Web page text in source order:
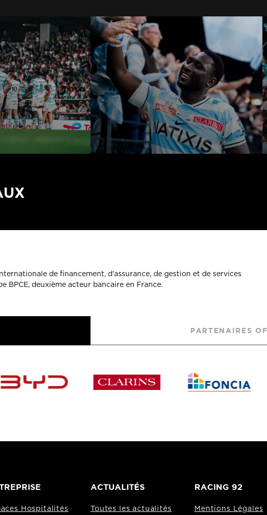
de financement, d’assurance, de gestion et de services
BPCE, deuxième acteur bancaire en France.
PARTENAIRES
Hospitalités
ACTUALITÉS
Toutes les actualités
RACING 92
Mentions Légales